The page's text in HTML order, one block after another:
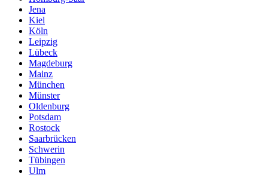
Jena
Kiel
Köln
Leipzig
Lübeck
Magdeburg
Mainz
München
Münster
Oldenburg
Potsdam
Rostock
Saarbrücken
Schwerin
Tübingen
Ulm